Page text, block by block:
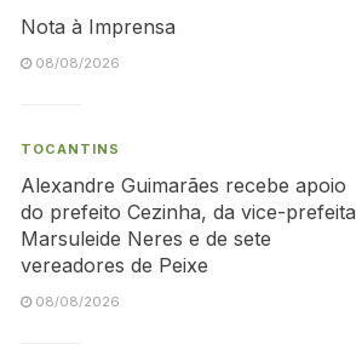
Nota à Imprensa
08/08/2026
TOCANTINS
Alexandre Guimarães recebe apoio
do prefeito Cezinha, da vice-prefeita
Marsuleide Neres e de sete
vereadores de Peixe
08/08/2026